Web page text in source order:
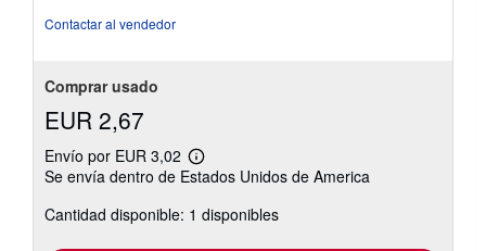
Contactar al vendedor
Comprar usado
EUR 2,67
Envío por EUR 3,02
Más
información
las
tarifas
Se envía dentro de Estados Unidos de America
Cantidad disponible: 1 disponibles